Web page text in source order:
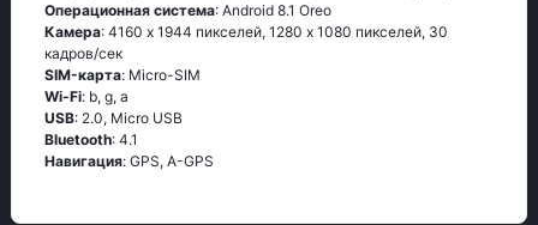
Oперационная система: Аndrоid 8.1 Оrео
Камера: 4160 x 1944 пикселей, 1280 x 1080 пикселей, 30
кадров/сек
SIM-карта: Micro-SIM
Wi-Fi: b, g, а
USB: 2.0, Micro USB
Bluetooth: 4.1
Навигация: GРS, А-GРS